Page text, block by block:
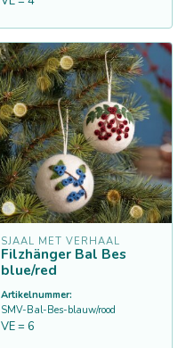
SJAAL MET VERHAAL
Filzhänger Bal Bes
blue/red
Artikelnummer:
SMV-Bal-Bes-blauw/rood
VE = 6